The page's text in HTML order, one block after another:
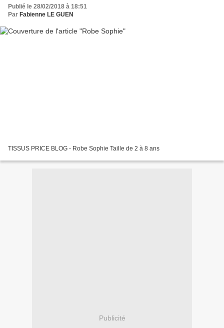
Publié le 28/02/2018 à 18:51
Par Fabienne LE GUEN
TISSUS PRICE BLOG - Robe Sophie Taille de 2 à 8 ans
Publicité